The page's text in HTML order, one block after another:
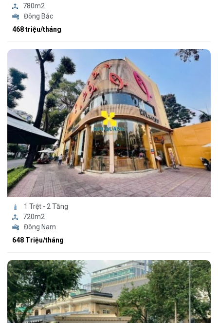
780m2
Đông Bắc
468 triệu/tháng
1 Trệt - 2 Tầng
720m2
Đông Nam
648 Triệu/tháng